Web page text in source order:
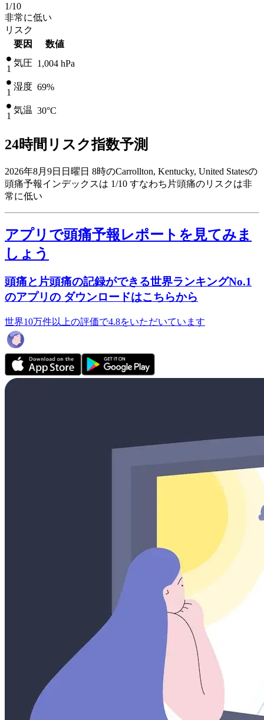
1/10
非常に低い
リスク
要因
数値
1
気圧 1,004 hPa
1
湿度 69%
1
気温 30°C
24時間リスク指数予測
2026年8月9日日曜日 8時のCarrollton, Kentucky, United Statesの
頭痛予報インデックスは 1/10 すなわち片頭痛のリスクは非
常に低い
アプリで頭痛予報レポートを見てみま
しょう
頭痛と片頭痛の記録ができる世界ランキングNo.1
のアプリの ダウンロードはこちらから
世界10万件以上の評価で4.8をいただいています